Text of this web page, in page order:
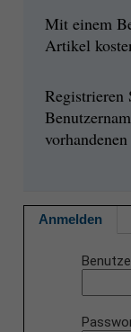
Mit einem
Artikel
Registrieren
vorhandenen
Anmelden